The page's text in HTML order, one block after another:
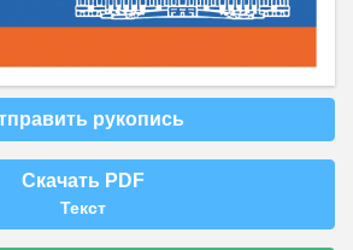
рукопись
Скачать PDF
Текст